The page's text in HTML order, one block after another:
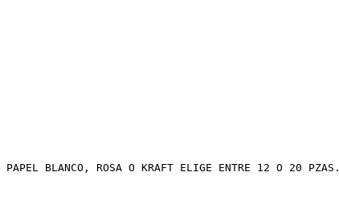
PAPEL BLANCO, ROSA O KRAFT ELIGE ENTRE 12 O 20 PZAS.